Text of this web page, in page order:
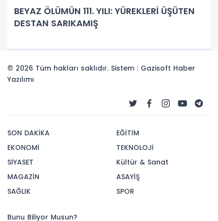
BEYAZ ÖLÜMÜN 111. YILI: YÜREKLERİ ÜŞÜTEN
DESTAN SARIKAMIŞ
© 2026 Tüm hakları saklıdır. Sistem : Gazisoft Haber
Yazılımı
SON DAKİKA
EKONOMİ
SİYASET
MAGAZİN
SAĞLIK
EĞİTİM
TEKNOLOJİ
Kültür & Sanat
ASAYİŞ
SPOR
Bunu Biliyor Musun?